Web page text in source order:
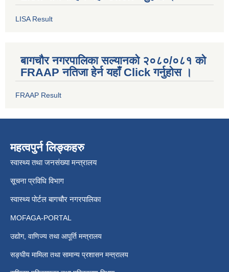
LISA Result
बागचौर नगरपालिका सल्यानको २०८०/०८१ को
FRAAP नतिजा हेर्न यहाँ Click गर्नुहोस ।
FRAAP Result
महत्वपुर्न लिङ्कहरु
स्वास्थ्य तथा जनसंख्या मन्त्रालय
सूचना प्रविधि विभाग
स्वास्थ्य पोर्टल बागचौर नगरपालिका
MOFAGA-PORTAL
उद्योग, वाणिज्य तथा आपूर्ति मन्त्रालय
सङ्घीय मामिला तथा सामान्य प्रशासन मन्त्रालय